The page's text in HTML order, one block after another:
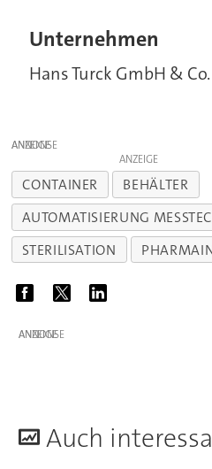
Unternehmen
Hans Turck GmbH & Co.
ANZEIGE
ANZEIGE
CONTAINER
BEHÄLTER
AUTOMATISIERUNG
STERILISATION
ANZEIGE
Auch